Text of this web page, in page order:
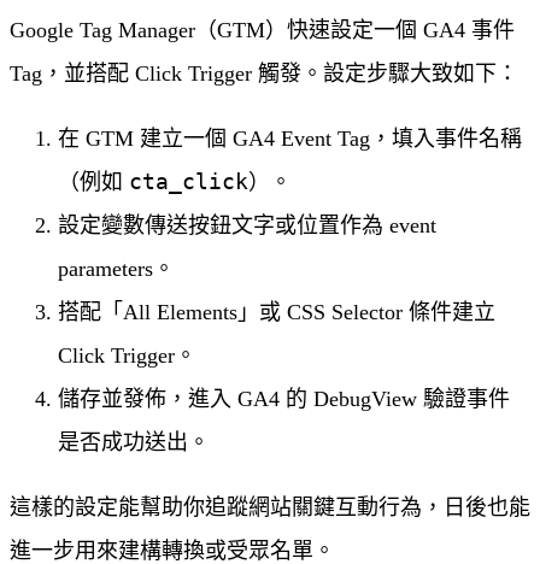
Google Tag Manager（GTM）快速設定一個 GA4 事件
Tag，並搭配 Click Trigger 觸發。設定步驟大致如下：
在 GTM 建立一個 GA4 Event Tag，填入事件名稱
（例如 cta_click）。
設定變數傳送按鈕文字或位置作為 event
parameters。
搭配「All Elements」或 CSS Selector 條件建立
Click Trigger。
儲存並發佈，進入 GA4 的 DebugView 驗證事件
是否成功送出。
這樣的設定能幫助你追蹤網站關鍵互動行為，日後也能
進一步用來建構轉換或受眾名單。